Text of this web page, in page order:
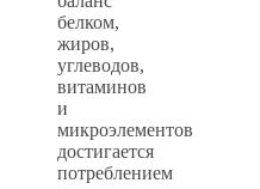
белком,
жиров,
углеводов,
витаминов
и
микроэлементов
достигается
потреблением